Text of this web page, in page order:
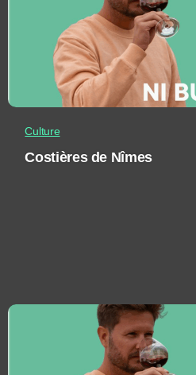
Culture
Costières de Nîmes